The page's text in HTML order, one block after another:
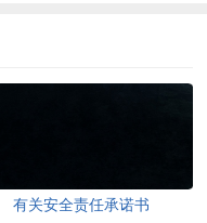
有关安全责任承诺书